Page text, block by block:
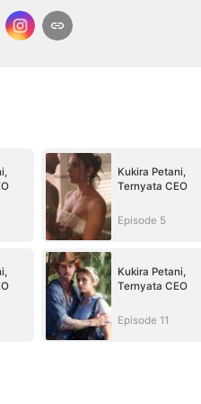
Kukira Petani,
Ternyata CEO
Episode 5
Kukira Petani,
Ternyata CEO
Episode 11